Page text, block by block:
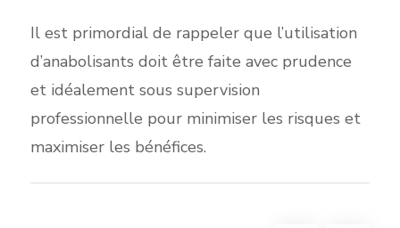
Il est primordial de rappeler que l’utilisation
d’anabolisants doit être faite avec prudence
et idéalement sous supervision
professionnelle pour minimiser les risques et
maximiser les bénéfices.